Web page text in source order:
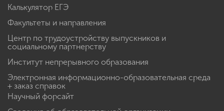
Калькулятор ЕГЭ
Факультеты и направления
Центр по трудоустройству выпускников и
социальному партнерству
Институт непрерывного образования
Электронная информационно-образовательная среда
+ заказ справок
Научный форсайт